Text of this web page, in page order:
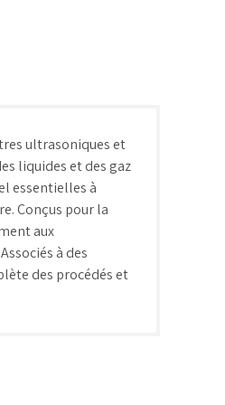
ultrasoniques et
liquides et des gaz
essentielles à
Conçus pour la
aux
à des
des procédés et